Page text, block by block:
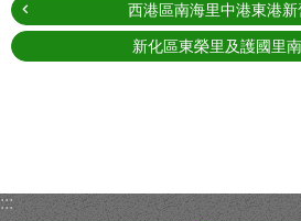
西港區南海里中港東港
新化區東榮里及護國里
:::